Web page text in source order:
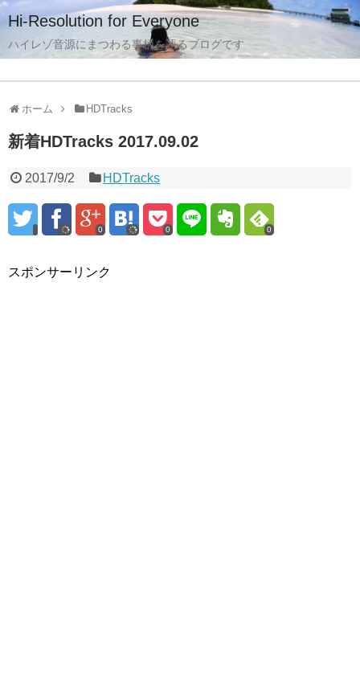
Hi-Resolution for Everyone
ハイレゾ音源にまつわる事柄を語るブログです
ホーム HDTracks
新着HDTracks 2017.09.02
2017/9/2 HDTracks
0 0 0
スポンサーリンク